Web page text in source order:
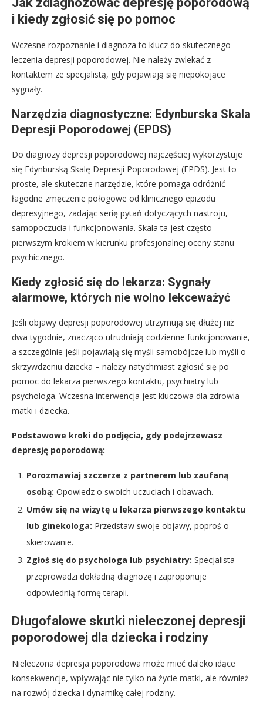
i kiedy zgłosić się po pomoc
Wczesne rozpoznanie i diagnoza to klucz do skutecznego
leczenia depresji poporodowej. Nie należy zwlekać z
kontaktem ze specjalistą, gdy pojawiają się niepokojące
sygnały.
Narzędzia diagnostyczne: Edynburska Skala
Depresji Poporodowej (EPDS)
Do diagnozy depresji poporodowej najczęściej wykorzystuje
się Edynburską Skalę Depresji Poporodowej (EPDS). Jest to
proste, ale skuteczne narzędzie, które pomaga odróżnić
łagodne zmęczenie połogowe od klinicznego epizodu
depresyjnego, zadając serię pytań dotyczących nastroju,
samopoczucia i funkcjonowania. Skala ta jest często
pierwszym krokiem w kierunku profesjonalnej oceny stanu
psychicznego.
Kiedy zgłosić się do lekarza: Sygnały
alarmowe, których nie wolno lekceważyć
Jeśli objawy depresji poporodowej utrzymują się dłużej niż
dwa tygodnie, znacząco utrudniają codzienne funkcjonowanie,
a szczególnie jeśli pojawiają się myśli samobójcze lub myśli o
skrzywdzeniu dziecka – należy natychmiast zgłosić się po
pomoc do lekarza pierwszego kontaktu, psychiatry lub
psychologa. Wczesna interwencja jest kluczowa dla zdrowia
matki i dziecka.
Podstawowe kroki do podjęcia, gdy podejrzewasz
depresję poporodową:
Porozmawiaj szczerze z partnerem lub zaufaną
osobą: Opowiedz o swoich uczuciach i obawach.
Umów się na wizytę u lekarza pierwszego kontaktu
lub ginekologa: Przedstaw swoje objawy, poproś o
skierowanie.
Zgłoś się do psychologa lub psychiatry: Specjalista
przeprowadzi dokładną diagnozę i zaproponuje
odpowiednią formę terapii.
Długofalowe skutki nieleczonej depresji
poporodowej dla dziecka i rodziny
Nieleczona depresja poporodowa może mieć daleko idące
konsekwencje, wpływając nie tylko na życie matki, ale również
na rozwój dziecka i dynamikę całej rodziny.